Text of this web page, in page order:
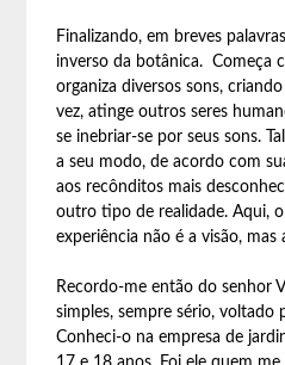
Finalizando, em breves
inverso da botânica. Começa
organiza diversos sons,
vez, atinge outros seres
se inebriar-se por seus sons.
a seu modo, de acordo com
aos recônditos mais
outro tipo de realidade. Aqui,
experiência não é a visão, mas
Recordo-me então do senhor
simples, sempre sério, voltado
Conheci-o na empresa de